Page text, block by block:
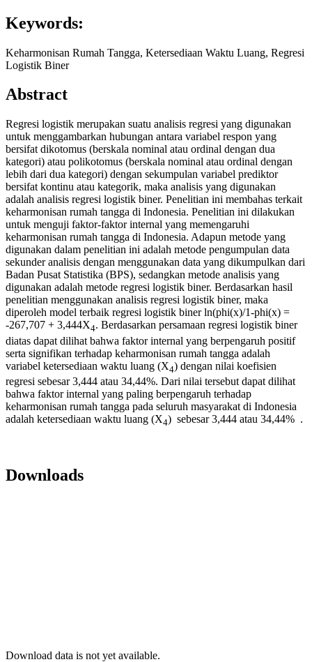
Keywords:
Keharmonisan Rumah Tangga, Ketersediaan Waktu Luang, Regresi
Logistik Biner
Abstract
Regresi logistik merupakan suatu analisis regresi yang digunakan
untuk menggambarkan hubungan antara variabel respon yang
bersifat dikotomus (berskala nominal atau ordinal dengan dua
kategori) atau polikotomus (berskala nominal atau ordinal dengan
lebih dari dua kategori) dengan sekumpulan variabel prediktor
bersifat kontinu atau kategorik, maka analisis yang digunakan
adalah analisis regresi logistik biner. Penelitian ini membahas terkait
keharmonisan rumah tangga di Indonesia. Penelitian ini dilakukan
untuk menguji faktor-faktor internal yang memengaruhi
keharmonisan rumah tangga di Indonesia. Adapun metode yang
digunakan dalam penelitian ini adalah metode pengumpulan data
sekunder analisis dengan menggunakan data yang dikumpulkan dari
Badan Pusat Statistika (BPS), sedangkan metode analisis yang
digunakan adalah metode regresi logistik biner. Berdasarkan hasil
penelitian menggunakan analisis regresi logistik biner, maka
diperoleh model terbaik regresi logistik biner ln(phi(x)/1-phi(x) =
-267,707 + 3,444X4. Berdasarkan persamaan regresi logistik biner
diatas dapat dilihat bahwa faktor internal yang berpengaruh positif
serta signifikan terhadap keharmonisan rumah tangga adalah
variabel ketersediaan waktu luang (X4) dengan nilai koefisien
regresi sebesar 3,444 atau 34,44%. Dari nilai tersebut dapat dilihat
bahwa faktor internal yang paling berpengaruh terhadap
keharmonisan rumah tangga pada seluruh masyarakat di Indonesia
adalah ketersediaan waktu luang (X4) sebesar 3,444 atau 34,44% .
Downloads
Download data is not yet available.